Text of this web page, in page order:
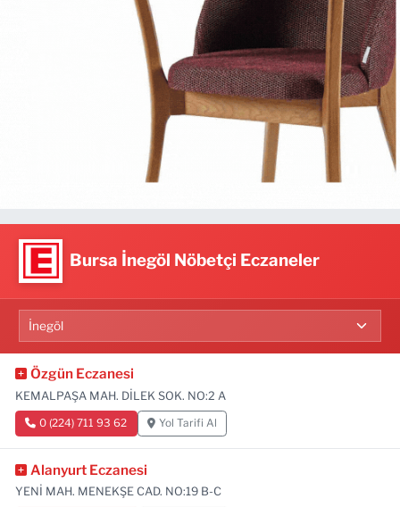
Bursa İnegöl Nöbetçi Eczaneler
Özgün Eczanesi
KEMALPAŞA MAH. DİLEK SOK. NO:2 A
0 (224) 711 93 62 Yol Tarifi Al
Alanyurt Eczanesi
YENİ MAH. MENEKŞE CAD. NO:19 B-C